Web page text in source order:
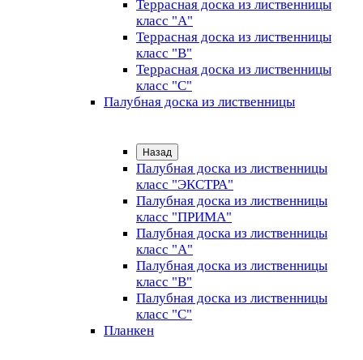
Террасная доска из лиственницы
класс "А"
Террасная доска из лиственницы
класс "B"
Террасная доска из лиственницы
класс "C"
Палубная доска из лиственницы
Назад
Палубная доска из лиственницы
класс "ЭКСТРА"
Палубная доска из лиственницы
класс "ПРИМА"
Палубная доска из лиственницы
класс "А"
Палубная доска из лиственницы
класс "B"
Палубная доска из лиственницы
класс "C"
Планкен